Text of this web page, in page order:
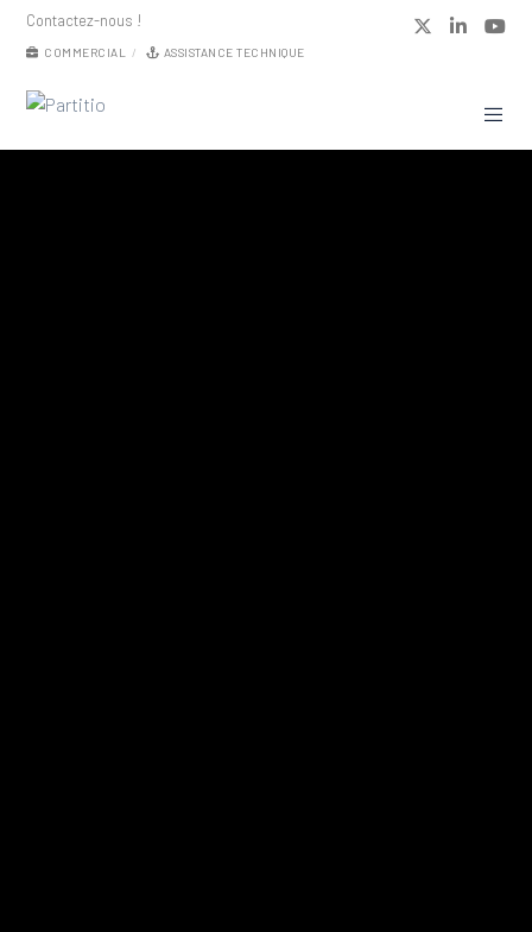
Contactez-nous !
COMMERCIAL ASSISTANCE TECHNIQUE